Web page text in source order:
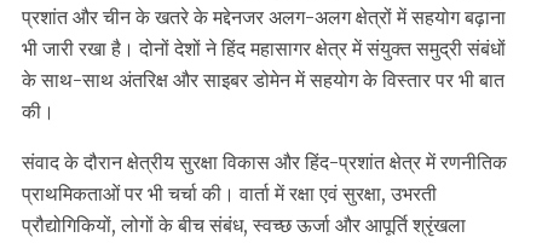
प्रशांत और चीन के खतरे के मद्देनजर अलग-अलग क्षेत्रों में सहयोग बढ़ाना
भी जारी रखा है। दोनों देशों ने हिंद महासागर क्षेत्र में संयुक्त समुद्री संबंधों
के साथ-साथ अंतरिक्ष और साइबर डोमेन में सहयोग के विस्तार पर भी बात
की।
संवाद के दौरान क्षेत्रीय सुरक्षा विकास और हिंद-प्रशांत क्षेत्र में रणनीतिक
प्राथमिकताओं पर भी चर्चा की। वार्ता में रक्षा एवं सुरक्षा, उभरती
प्रौद्योगिकियों, लोगों के बीच संबंध, स्वच्छ ऊर्जा और आपूर्ति श्रृंखला